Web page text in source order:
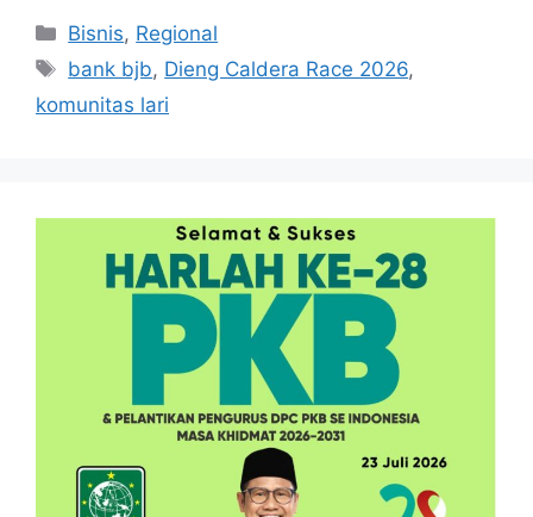
Kategori
Bisnis, Regional
Tag
bank bjb, Dieng Caldera Race 2026,
komunitas lari